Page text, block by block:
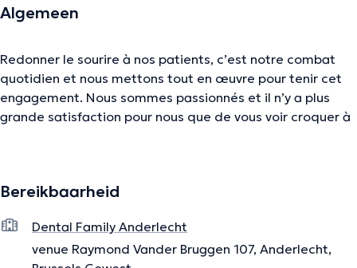
Algemeen
Redonner le sourire à nos patients, c’est notre combat
quotidien et nous mettons tout en œuvre pour tenir cet
engagement. Nous sommes passionnés et il n’y a plus
grande satisfaction pour nous que de vous voir croquer à
De beschrijving werd aangepast door het Doctoranytime team, gebaseerd
Bereikbaarheid
Dental Family Anderlecht
venue Raymond Vander Bruggen 107, Anderlecht,